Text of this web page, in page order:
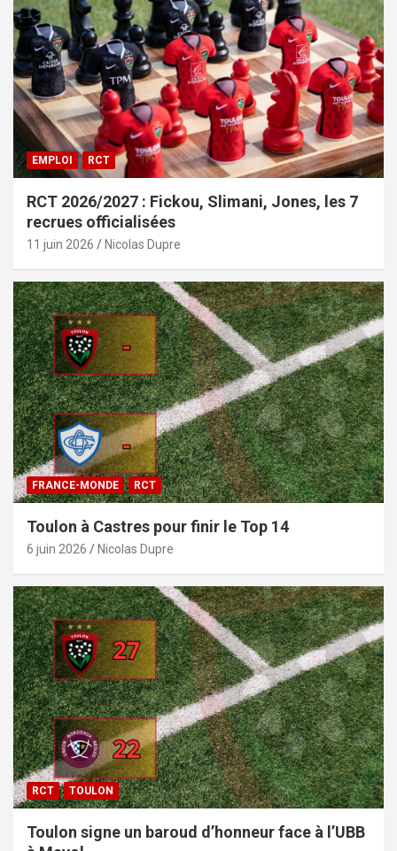
EMPLOI RCT
RCT 2026/2027 : Fickou, Slimani, Jones, les 7
recrues officialisées
11 juin 2026 Nicolas Dupre
FRANCE-MONDE RCT
Toulon à Castres pour finir le Top 14
6 juin 2026 Nicolas Dupre
RCT TOULON
Toulon signe un baroud d’honneur face à l’UBB